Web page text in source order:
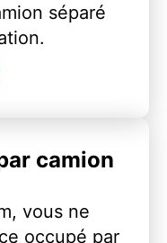
séparé
camion
vous ne
occupé par